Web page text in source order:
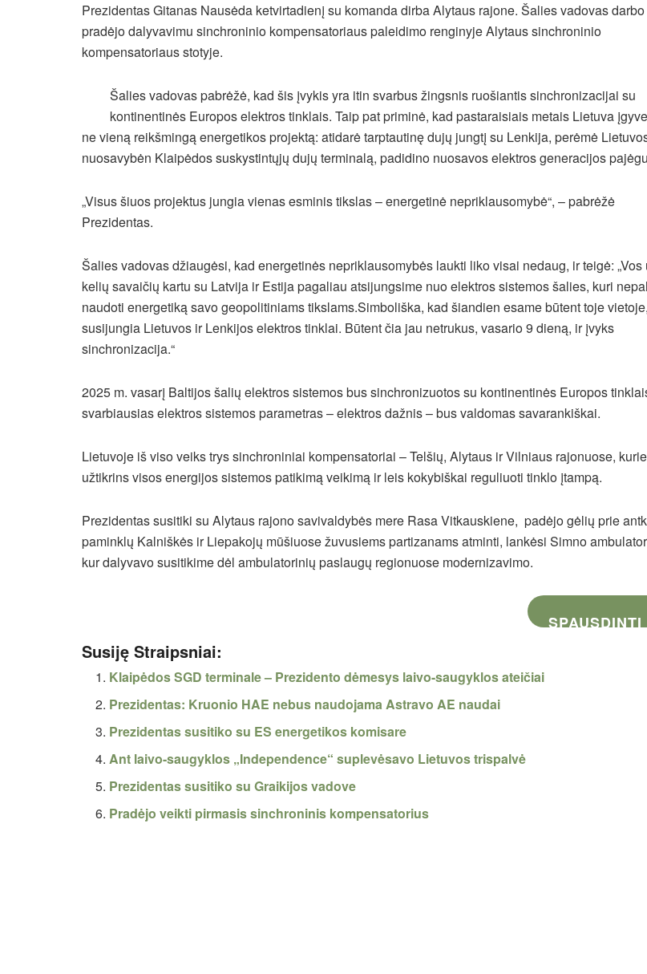
Prezidentas Gitanas Nausėda ketvirtadienį su komanda dirba Alytaus rajone. Šalies vadovas
pradėjo dalyvavimu sinchroninio kompensatoriaus paleidimo renginyje Alytaus sinchroninio
kompensatoriaus stotyje.
Šalies vadovas pabrėžė, kad šis įvykis yra itin svarbus žingsnis ruošiantis sinchronizacijai su
kontinentinės Europos elektros tinklais. Taip pat priminė, kad pastaraisiais metais Lietuva
ne vieną reikšmingą energetikos projektą: atidarė tarptautinę dujų jungtį su Lenkija, perėmė
nuosavybėn Klaipėdos suskystintųjų dujų terminalą, padidino nuosavos elektros generacijos
„Visus šiuos projektus jungia vienas esminis tikslas – energetinė nepriklausomybė“, – pabrėžė
Prezidentas.
Šalies vadovas džiaugėsi, kad energetinės nepriklausomybės laukti liko visai nedaug, ir teigė: „Vos
kelių savaičių kartu su Latvija ir Estija pagaliau atsijungsime nuo elektros sistemos šalies, kuri
naudoti energetiką savo geopolitiniams tikslams.Simboliška, kad šiandien esame būtent toje
susijungia Lietuvos ir Lenkijos elektros tinklai. Būtent čia jau netrukus, vasario 9 dieną, ir įvyks
sinchronizacija.“
2025 m. vasarį Baltijos šalių elektros sistemos bus sinchronizuotos su kontinentinės Europos
svarbiausias elektros sistemos parametras – elektros dažnis – bus valdomas savarankiškai.
Lietuvoje iš viso veiks trys sinchroniniai kompensatoriai – Telšių, Alytaus ir Vilniaus rajonuose, kurie
užtikrins visos energijos sistemos patikimą veikimą ir leis kokybiškai reguliuoti tinklo įtampą.
Prezidentas susitiki su Alytaus rajono savivaldybės mere Rasa Vitkauskiene, padėjo gėlių prie
paminklų Kalniškės ir Liepakojų mūšiuose žuvusiems partizanams atminti, lankėsi Simno
kur dalyvavo susitikime dėl ambulatorinių paslaugų regionuose modernizavimo.
Susiję Straipsniai:
Klaipėdos SGD terminale – Prezidento dėmesys laivo-saugyklos ateičiai
Prezidentas: Kruonio HAE nebus naudojama Astravo AE naudai
Prezidentas susitiko su ES energetikos komisare
Ant laivo-saugyklos „Independence“ suplevėsavo Lietuvos trispalvė
Prezidentas susitiko su Graikijos vadove
Pradėjo veikti pirmasis sinchroninis kompensatorius